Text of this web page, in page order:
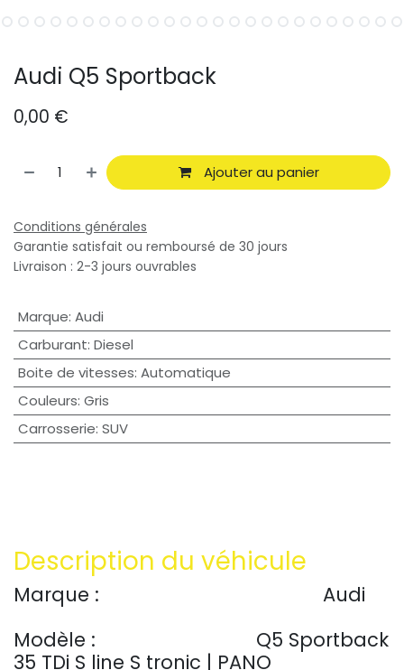
Audi Q5 Sportback
0,00 €
Ajouter au panier
Conditions générales
Garantie satisfait ou remboursé de 30 jours
Livraison : 2-3 jours ouvrables
Marque: Audi
Carburant: Diesel
Boite de vitesses: Automatique
Couleurs: Gris
Carrosserie: SUV
Description du véhicule
​Marque :
Audi
Modèle :
Q5 Sportback
35 TDi S line S tronic | PANO